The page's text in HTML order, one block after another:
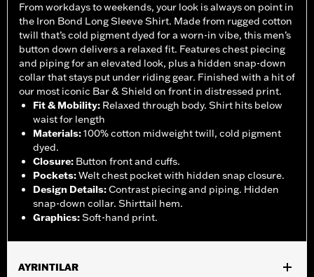
From workdays to weekends, your look is always on point in
the Iron Bond Long Sleeve Shirt. Made from rugged cotton
twill that’s cold pigment dyed for a worn-in vibe, this men’s
button down delivers a relaxed fit. Features chest piecing
and piping for an elevated look, plus a hidden snap-down
collar that stays put under riding gear. Finished with a hit of
our most iconic Bar & Shield on front in distressed print.
Fit & Mobility: Relaxed through body. Shirt hits below
waist for length
Materials:100% cotton midweight twill, cold pigment
dyed.
Closure: Button front and cuffs.
Pockets:Welt chest pocket with hidden snap closure.
Design Details:Contrast piecing and piping. Hidden
snap-down collar. Shirttail hem.
Graphics:Soft-hand print.
AYRINTILAR